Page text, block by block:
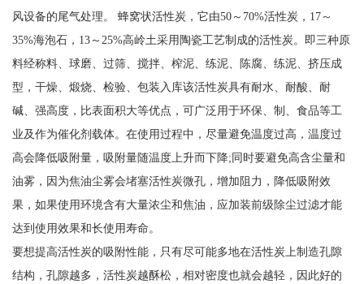
风设备的尾气处理。 蜂窝状活性炭，它由50～70%活性炭，17～
35%海泡石，13～25%高岭土采用陶瓷工艺制成的活性炭。即三种原
料经称料、球磨、过筛、搅拌、榨泥、练泥、陈腐、练泥、挤压成
型，干燥、煅烧、检验、包装入库该活性炭具有耐水、耐酸、耐
碱、强高度，比表面积大等优点，可广泛用于环保、制、食品等工
业及作为催化剂载体。在使用过程中，尽量避免温度过高，温度过
高会降低吸附量，吸附量随温度上升而下降;同时要避免高含尘量和
油雾，因为焦油尘雾会堵塞活性炭微孔，增加阻力，降低吸附效
果，如果使用环境含有大量浓尘和焦油，应加装前级除尘过滤才能
达到使用效果和长使用寿命。
要想提高活性炭的吸附性能，只有尽可能多地在活性炭上制造孔隙
结构，孔隙越多，活性炭越酥松，相对密度也就会越轻，因此好的